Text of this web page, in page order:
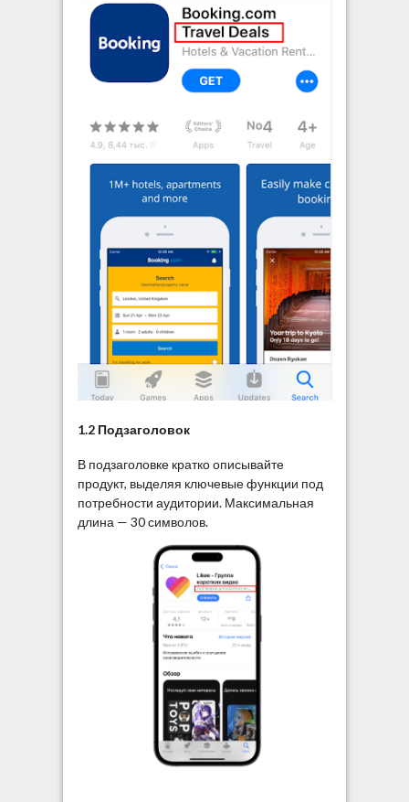
1.2 Подзаголовок
В подзаголовке кратко описывайте
продукт, выделяя ключевые функции под
потребности аудитории. Максимальная
длина — 30 символов.